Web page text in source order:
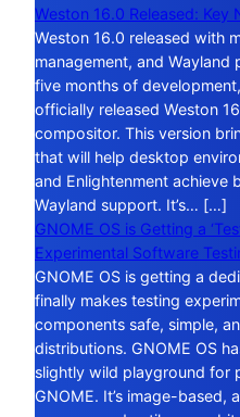
Weston 16.0 Released: Key
Weston 16.0 released with
management, and
five months of
officially released Weston
compositor. This version
that will help desktop
and Enlightenment achieve
Wayland support. It’s… […]
GNOME OS is Getting a
Experimental Software
GNOME OS is getting a
finally makes testing
components safe, simple,
distributions. GNOME OS
slightly wild playground for
GNOME. It’s image-based,